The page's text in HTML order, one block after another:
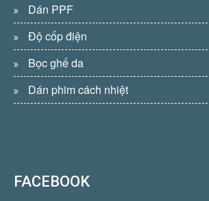
Dán PPF
Độ cốp điện
Bọc ghế da
Dán phim cách nhiệt
FACEBOOK